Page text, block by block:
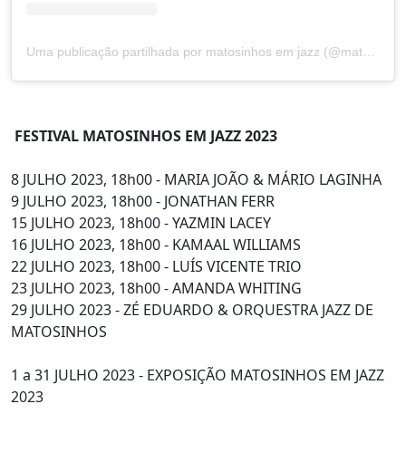
FESTIVAL MATOSINHOS EM JAZZ 2023
8 JULHO 2023, 18h00 - MARIA JOÃO & MÁRIO LAGINHA
9 JULHO 2023, 18h00 - JONATHAN FERR
15 JULHO 2023, 18h00 - YAZMIN LACEY
16 JULHO 2023, 18h00 - KAMAAL WILLIAMS
22 JULHO 2023, 18h00 - LUÍS VICENTE TRIO
23 JULHO 2023, 18h00 - AMANDA WHITING
29 JULHO 2023 - ZÉ EDUARDO & ORQUESTRA JAZZ DE
MATOSINHOS
1 a 31 JULHO 2023 - EXPOSIÇÃO MATOSINHOS EM JAZZ
2023